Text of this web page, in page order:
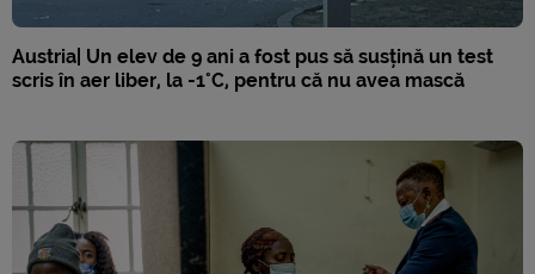
Austria| Un elev de 9 ani a fost pus să susțină un test
scris în aer liber, la -1°C, pentru că nu avea mască